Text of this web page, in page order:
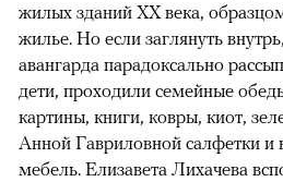
жилых зданий XX века,
жилье. Но если заглянуть
авангарда парадоксально
дети, проходили семейные
картины, книги, ковры, киот,
Анной Гавриловной салфетки и
мебель. Елизавета Лихачева